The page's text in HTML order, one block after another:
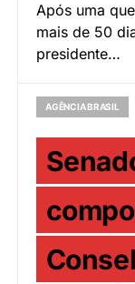
Após uma
mais de 50
presidente…
AGÊNCIA BRASIL